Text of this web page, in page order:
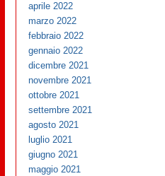
aprile 2022
marzo 2022
febbraio 2022
gennaio 2022
dicembre 2021
novembre 2021
ottobre 2021
settembre 2021
agosto 2021
luglio 2021
giugno 2021
maggio 2021